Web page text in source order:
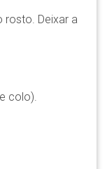
rosto. Deixar a
colo).